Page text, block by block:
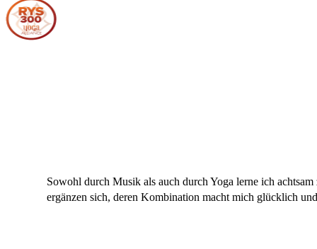
Sowohl durch Musik als auch durch Yoga lerne ich
ergänzen sich, deren Kombination macht mich glücklich